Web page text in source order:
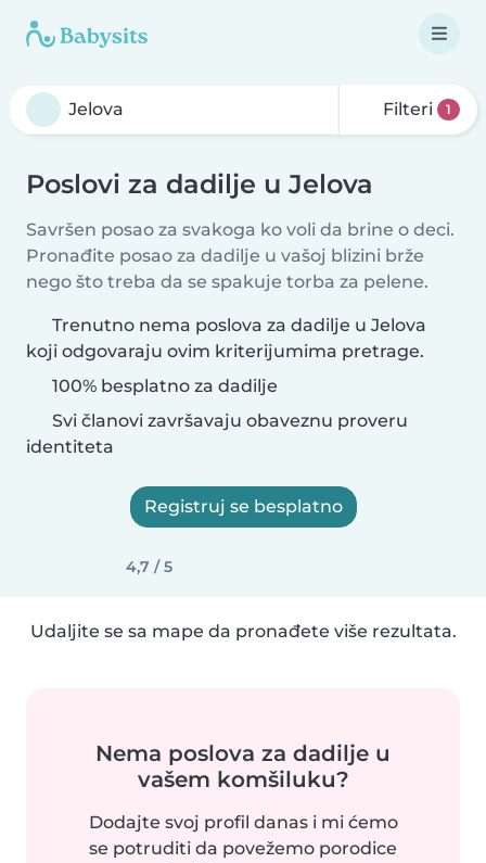
Filteri 1
Poslovi za dadilje u Jelova
Savršen posao za svakoga ko voli da brine o deci.
Pronađite posao za dadilje u vašoj blizini brže
nego što treba da se spakuje torba za pelene.
Trenutno nema poslova za dadilje u Jelova
koji odgovaraju ovim kriterijumima pretrage.
100% besplatno za dadilje
Svi članovi završavaju obaveznu proveru
identiteta
Registruj se besplatno
4,7 / 5
Udaljite se sa mape da pronađete više rezultata.
Nema poslova za dadilje u
vašem komšiluku?
Dodajte svoj profil danas i mi ćemo
se potruditi da povežemo porodice